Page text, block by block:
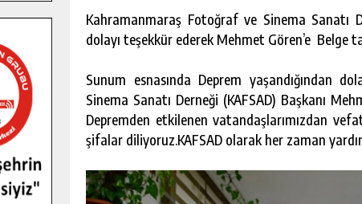
Kahramanmaraş Fotoğraf ve Sinema Sanatı
dolayı teşekkür ederek Mehmet Gören’e Belge
Sunum esnasında Deprem yaşandığından
Sinema Sanatı Derneği (KAFSAD) Başkanı
Depremden etkilenen vatandaşlarımızdan
şifalar diliyoruz.KAFSAD olarak her zaman